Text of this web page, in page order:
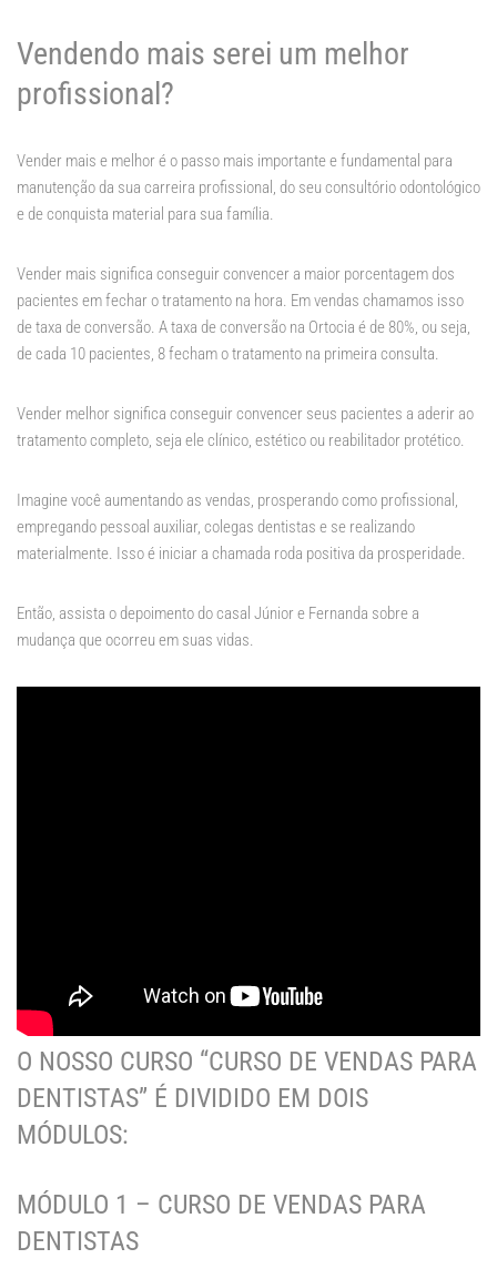
Vendendo mais serei um melhor
profissional?
Vender mais e melhor é o passo mais importante e fundamental para
manutenção da sua carreira profissional, do seu consultório odontológico
e de conquista material para sua família.
Vender mais significa conseguir convencer a maior porcentagem dos
pacientes em fechar o tratamento na hora. Em vendas chamamos isso
de taxa de conversão. A taxa de conversão na Ortocia é de 80%, ou seja,
de cada 10 pacientes, 8 fecham o tratamento na primeira consulta.
Vender melhor significa conseguir convencer seus pacientes a aderir ao
tratamento completo, seja ele clínico, estético ou reabilitador protético.
Imagine você aumentando as vendas, prosperando como profissional,
empregando pessoal auxiliar, colegas dentistas e se realizando
materialmente. Isso é iniciar a chamada roda positiva da prosperidade.
Então, assista o depoimento do casal Júnior e Fernanda sobre a
mudança que ocorreu em suas vidas.
O NOSSO CURSO “CURSO DE VENDAS PARA
DENTISTAS” É DIVIDIDO EM DOIS
MÓDULOS:
MÓDULO 1 – CURSO DE VENDAS PARA
DENTISTAS